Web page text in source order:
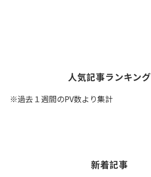
人気記事ランキング
※過去１週間のPV数より集計
新着記事